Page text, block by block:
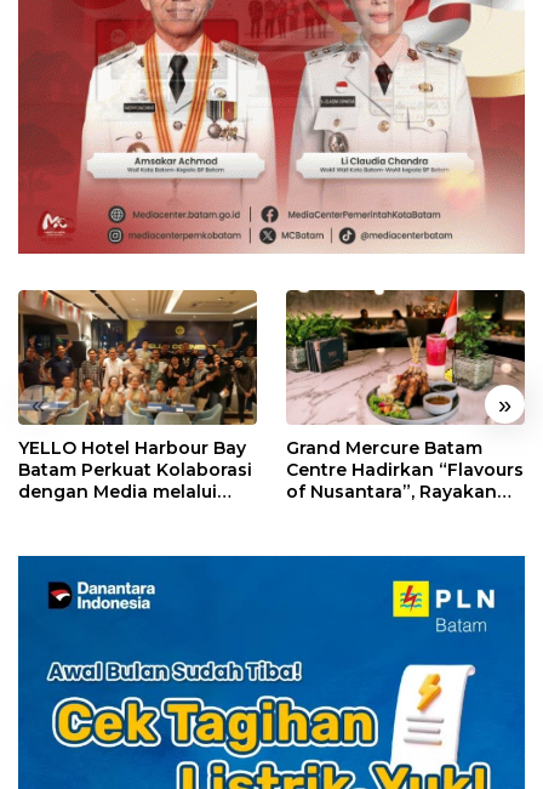
« »
YELLO Hotel Harbour Bay
Batam Perkuat Kolaborasi
dengan Media melalui
Grand Mercure Batam
Centre Hadirkan “Flavours
of Nusantara”, Rayakan